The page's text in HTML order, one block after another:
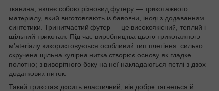
тканина, являє собою різновид футеру — трикотажного
матеріалу, який виготовляють із бавовни, іноді з додаванням
синтетики. Тринитчастий футер — це високоякісний, теплий і
щільний трикотаж. Під час виробництва цього трикотажного
м'ateriaлу використовується особливий тип плетіння: сильно
скручена щільна кулірна нитка створює основу як гладке
полотно; з виворітного боку на неї накладаються петлі з двох
додаткових ниток.
Такий трикотаж досить еластичний, він добре тягнеться й